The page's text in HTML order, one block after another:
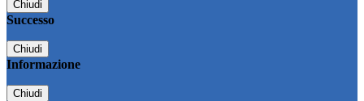
Chiudi
Successo
Chiudi
Informazione
Chiudi